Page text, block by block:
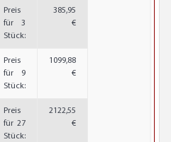
Preis
für 3
Stück:
385,95
€
Preis
für 9
Stück:
1099,88
€
Preis
für 27
Stück:
2122,55
€